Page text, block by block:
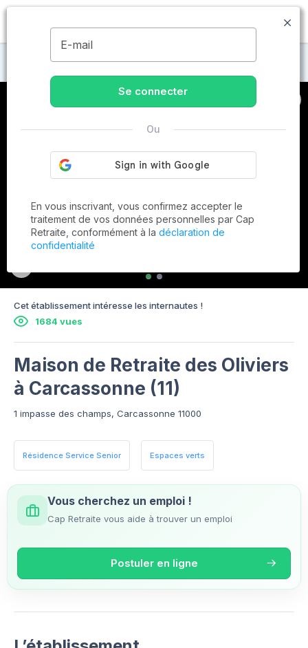
MENU
Maisons de retraite à Carcassonne
Cet établissement intéresse les internautes !
1684 vues
Maison de Retraite des Oliviers
à Carcassonne (11)
1 impasse des champs, Carcassonne 11000
Résidence Service Senior Espaces verts
Vous cherchez un emploi !
Cap Retraite vous aide à trouver un emploi
Postuler en ligne
E-mail
Se connecter
Ou
En vous inscrivant, vous confirmez accepter le
traitement de vos données personnelles par Cap
Retraite, conformément à la déclaration de
confidentialité